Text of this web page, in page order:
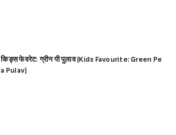
किड्स फेवरेट: ग्रीन पी पुलाव (Kids Favourite: Green Pe
a Pulav)